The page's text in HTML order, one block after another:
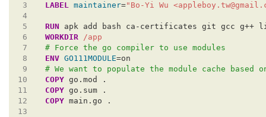
3
4
5
6
7
8
9
10
11
12
13
LABEL maintainer="Bo-Yi Wu
RUN apk add bash ca-certificates git gcc g++
WORKDIR
/app
# Force the go compiler to use modules
ENV GO111MODULE
# We want to populate the module cache based
COPY go.mod .
COPY go.sum .
COPY main.go .